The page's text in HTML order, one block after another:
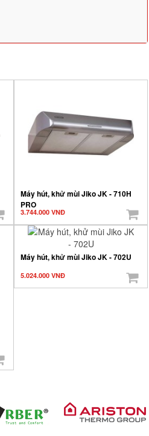
Máy hút, khử mùi Jiko JK - 710H
PRO
3.744.000 VNĐ
Máy hút, khử mùi Jiko JK - 702U
5.024.000 VNĐ